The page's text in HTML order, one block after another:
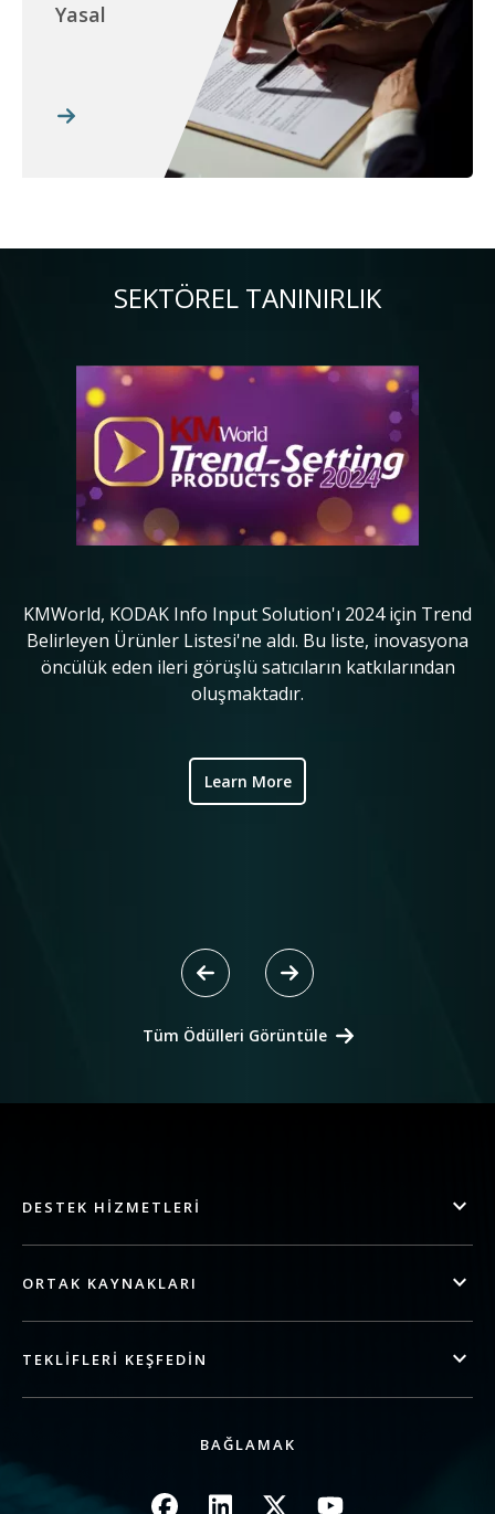
Yasal
SEKTÖREL TANINIRLIK
KMWorld, KODAK Info Input Solution'ı 2024 için Trend
Belirleyen Ürünler Listesi'ne aldı. Bu liste, inovasyona
öncülük eden ileri görüşlü satıcıların katkılarından
oluşmaktadır.
Learn More
Tüm Ödülleri Görüntüle
DESTEK HIZMETLERI
ORTAK KAYNAKLARI
TEKLIFLERI KEŞFEDIN
BAĞLAMAK
Resim Resim Resim Resim